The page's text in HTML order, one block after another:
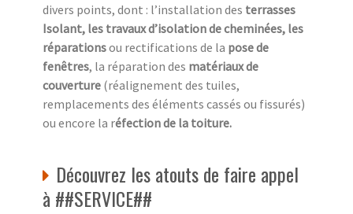
divers points, dont : l’installation des terrasses
Isolant, les travaux d’isolation de cheminées, les
réparationsou rectifications de la pose de
fenêtres, la réparation des matériaux de
couverture (réalignement des tuiles,
remplacements des éléments cassés ou fissurés)
ou encore la réfection de la toiture.
Découvrez les atouts de faire appel
à ##SERVICE##